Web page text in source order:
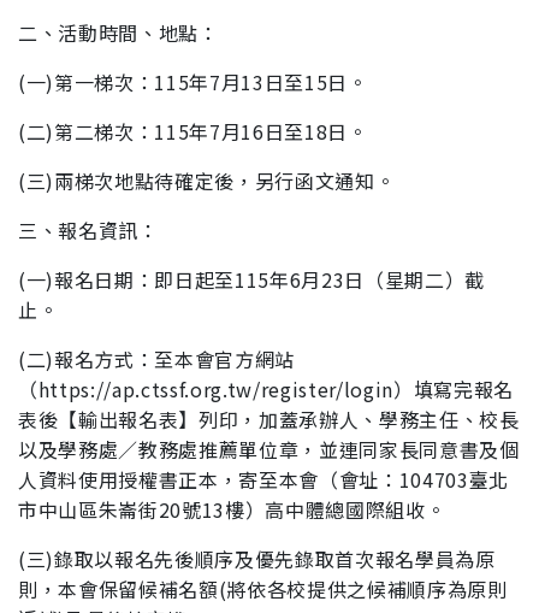
二、活動時間、地點：
(一)第一梯次：115年7月13日至15日。
(二)第二梯次：115年7月16日至18日。
(三)兩梯次地點待確定後，另行函文通知。
三、報名資訊：
(一)報名日期：即日起至115年6月23日（星期二）截
止。
(二)報名方式：至本會官方網站
（https://ap.ctssf.org.tw/register/login）填寫完報名
表後【輸出報名表】列印，加蓋承辦人、學務主任、校長
以及學務處／教務處推薦單位章，並連同家長同意書及個
人資料使用授權書正本，寄至本會（會址：104703臺北
市中山區朱崙街20號13樓）高中體總國際組收。
(三)錄取以報名先後順序及優先錄取首次報名學員為原
則，本會保留候補名額(將依各校提供之候補順序為原則